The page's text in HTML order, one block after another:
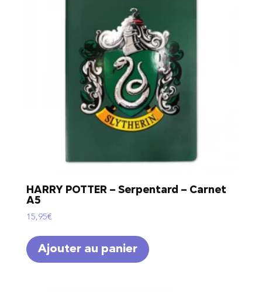
HARRY POTTER – Serpentard – Carnet
A5
15,95€
Ajouter au panier